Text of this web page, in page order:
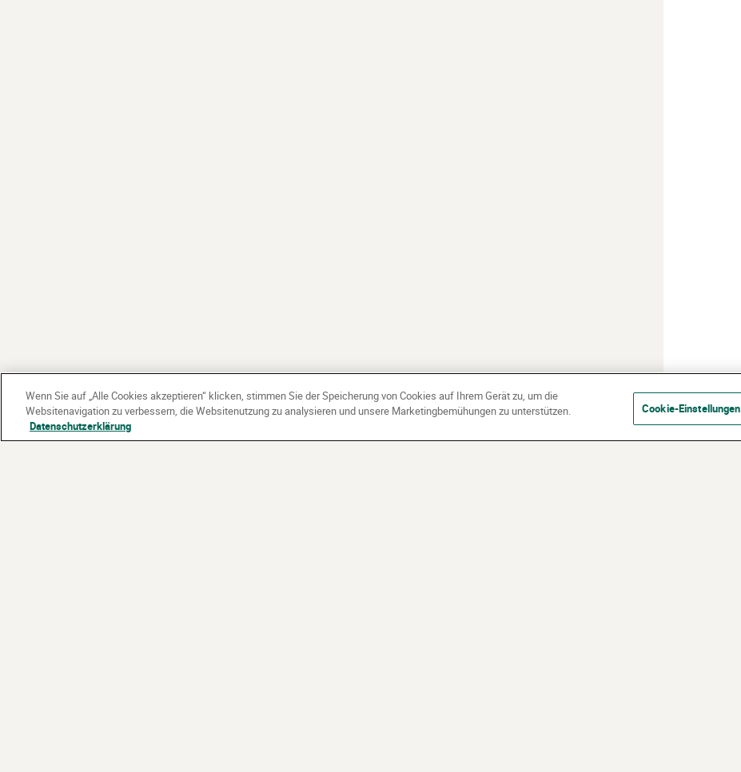
Wenn Sie auf „Alle Cookies akzeptieren“ klicken, stimmen Sie der Speicherung von Cookies auf Ihrem Gerät zu, um die
Websitenavigation zu verbessern, die Websitenutzung zu analysieren und unsere Marketingbemühungen zu unterstützen.
Datenschutzerklärung
Cookie-Einstellungen